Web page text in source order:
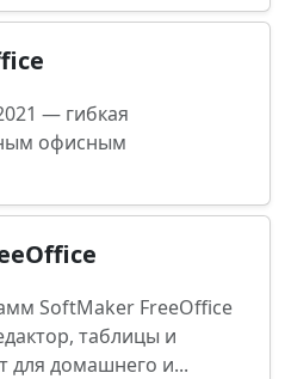
— гибкая
офисным
SoftMaker FreeOffice
таблицы и
для домашнего и...